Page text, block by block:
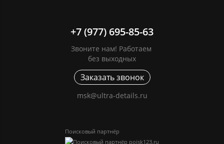
+7 (977) 695-85-63
Звоните нам! Работаем
без выходных
Заказать звонок
msk@ultra-details.ru
Поисковый партнёр